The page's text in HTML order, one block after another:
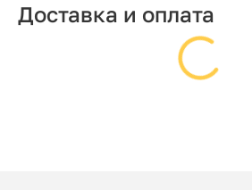
Доставка и оплата